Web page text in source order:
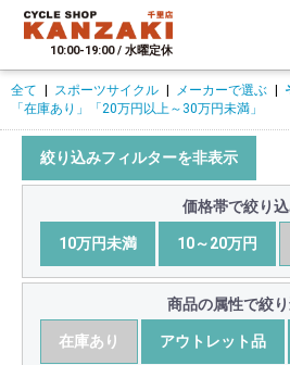
10:00-19:00 / 水曜定休
全て スポーツサイクル メーカーで選ぶ
「在庫あり」
「20万円以上～30万円未満」
絞り込みフィルターを非表示
価格帯で絞り
10万円未満 10～20万円
商品の属性で絞
在庫あり アウトレット品